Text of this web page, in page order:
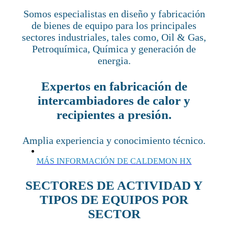
Somos especialistas en diseño y fabricación
de bienes de equipo para los principales
sectores industriales, tales como, Oil & Gas,
Petroquímica, Química y generación de
energia.
Expertos en fabricación de
intercambiadores de calor y
recipientes a presión.
Amplia experiencia y conocimiento técnico.
MÁS INFORMACIÓN DE CALDEMON HX
SECTORES DE ACTIVIDAD Y
TIPOS DE EQUIPOS POR
SECTOR